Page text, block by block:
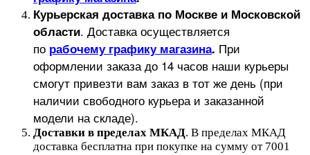
Курьерская доставка по Москве и Московской
области. Доставка осуществляется
по рабочему графику магазина. При
оформлении заказа до 14 часов наши курьеры
смогут привезти вам заказ в тот же день (при
наличии свободного курьера и заказанной
модели на складе).
Доставки в пределах МКАД. В пределах МКАД
доставка бесплатна при покупке на сумму от 7001